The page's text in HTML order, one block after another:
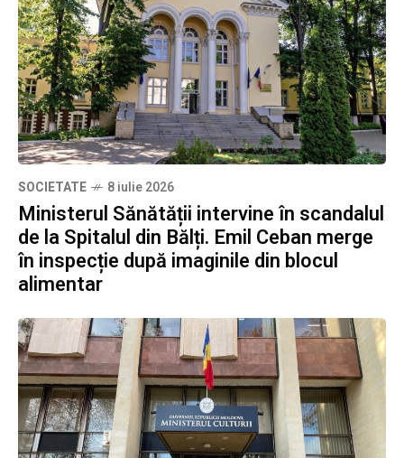
SOCIETATE 8 iulie 2026
Ministerul Sănătății intervine în scandalul
de la Spitalul din Bălți. Emil Ceban merge
în inspecție după imaginile din blocul
alimentar